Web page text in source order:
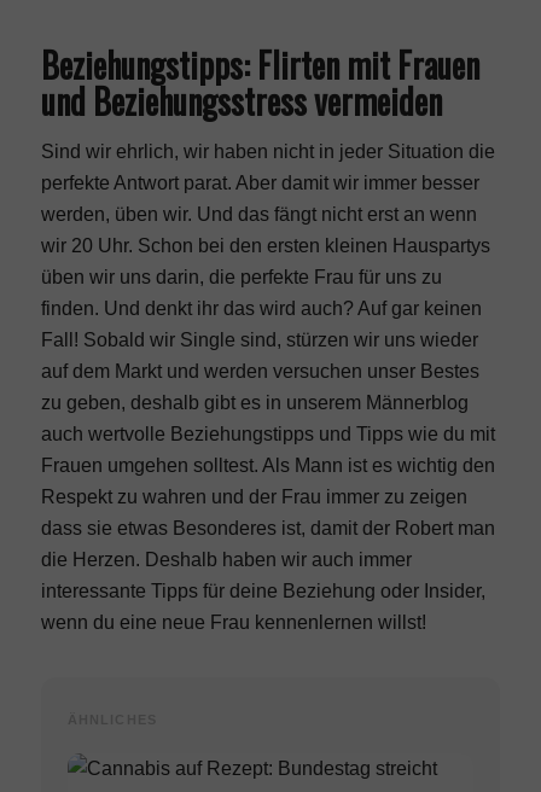
Beziehungstipps: Flirten mit Frauen
und Beziehungsstress vermeiden
Sind wir ehrlich, wir haben nicht in jeder Situation die
perfekte Antwort parat. Aber damit wir immer besser
werden, üben wir. Und das fängt nicht erst an wenn
wir 20 Uhr. Schon bei den ersten kleinen Hauspartys
üben wir uns darin, die perfekte Frau für uns zu
finden. Und denkt ihr das wird auch? Auf gar keinen
Fall! Sobald wir Single sind, stürzen wir uns wieder
auf dem Markt und werden versuchen unser Bestes
zu geben, deshalb gibt es in unserem Männerblog
auch wertvolle Beziehungstipps und Tipps wie du mit
Frauen umgehen solltest. Als Mann ist es wichtig den
Respekt zu wahren und der Frau immer zu zeigen
dass sie etwas Besonderes ist, damit der Robert man
die Herzen. Deshalb haben wir auch immer
interessante Tipps für deine Beziehung oder Insider,
wenn du eine neue Frau kennenlernen willst!